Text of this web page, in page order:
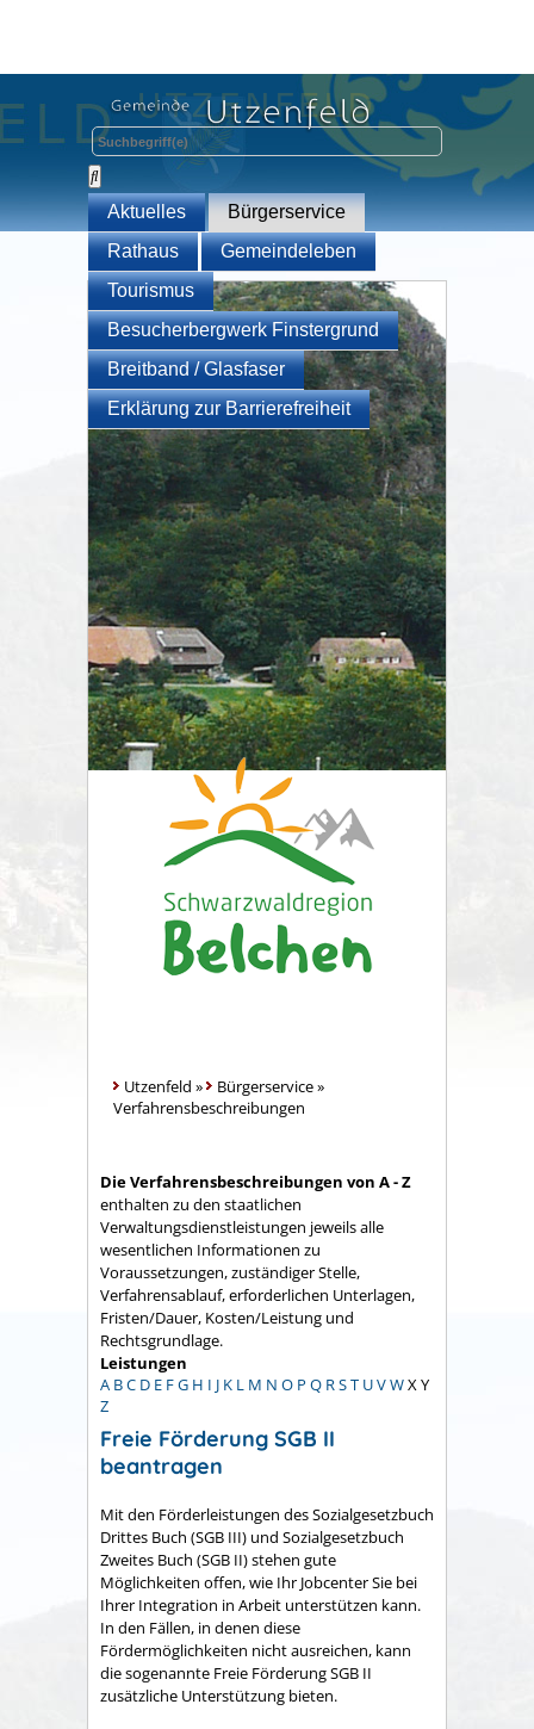
Aktuelles
Bürgerservice
Rathaus
Gemeindeleben
Tourismus
Besucherbergwerk Finstergrund
Breitband / Glasfaser
Erklärung zur Barrierefreiheit
Utzenfeld » Bürgerservice»
Verfahrensbeschreibungen
Die Verfahrensbeschreibungen von A - Z
enthalten zu den staatlichen
Verwaltungsdienstleistungen jeweils alle
wesentlichen Informationen zu
Voraussetzungen, zuständiger Stelle,
Verfahrensablauf, erforderlichen Unterlagen,
Fristen/Dauer, Kosten/Leistung und
Rechtsgrundlage.
Leistungen
A BC D E FG H I J K L M N O P Q RST UVWX Y
Z
Freie Förderung SGB II
beantragen
Mit den Förderleistungen des Sozialgesetzbuch
Drittes Buch (SGB III) und Sozialgesetzbuch
Zweites Buch (SGB II) stehen gute
Möglichkeiten offen, wie Ihr Jobcenter Sie bei
Ihrer Integration in Arbeit unterstützen kann.
In den Fällen, in denen diese
Fördermöglichkeiten nicht ausreichen, kann
die sogenannte Freie Förderung SGB II
zusätzliche Unterstützung bieten.